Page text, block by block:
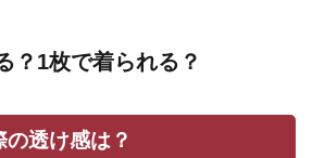
？1枚で着られる？
透け感は？